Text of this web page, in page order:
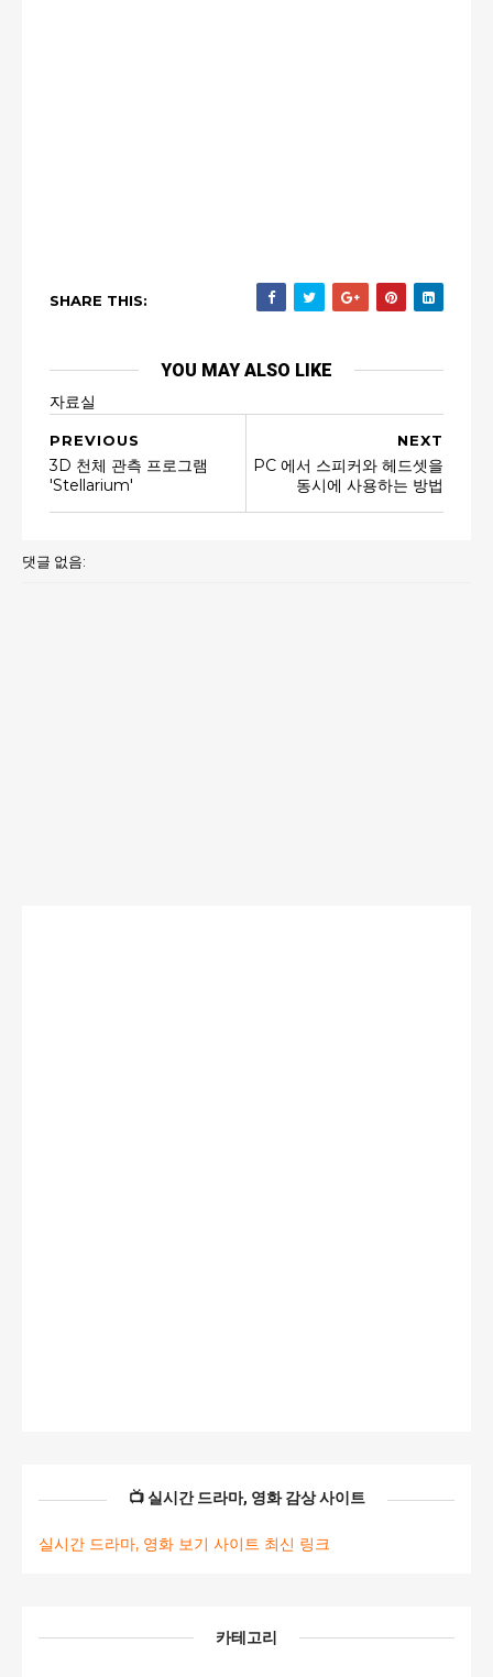
SHARE THIS:
YOU MAY ALSO LIKE
자료실
NEXT
PC 에서 스피커와 헤드셋을
동시에 사용하는 방법
PREVIOUS
3D 천체 관측 프로그램
'Stellarium'
댓글 없음:
📺 실시간 드라마, 영화 감상 사이트
실시간 드라마, 영화 보기 사이트 최신 링크
카테고리